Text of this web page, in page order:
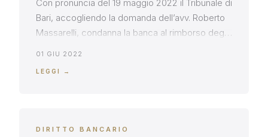
Con pronuncia del 19 maggio 2022 il Tribunale di
Bari, accogliendo la domanda dell’avv. Roberto
Massarelli, condanna la banca al rimborso degli
01 GIU 2022
LEGGI →
DIRITTO BANCARIO